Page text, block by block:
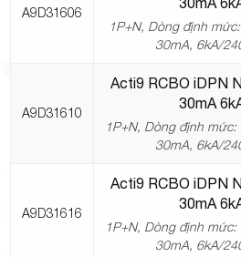
Đức,
A9D31606
1P+N, Dòng định
30mA, 6kA/
A9D31610
Acti9 RCBO iDPN
30mA
1P+N, Dòng định
30mA, 6kA/
A9D31616
Acti9 RCBO iDPN
30mA
1P+N, Dòng định
30mA, 6kA/